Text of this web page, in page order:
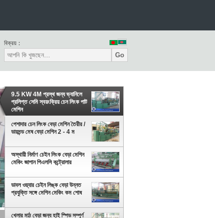
বিক্রয়：
Go
9.5 KW 4M প্রস্থ জন্য ভ্যানিলে
প্রলিপ্ত সেমি স্বয়ংক্রিয় চেন লিংক পাট
মেশিন
পেশাদার চেন লিংক বেড়া মেশিন তৈরীর /
ডায়মন্ড মেষ বেড়া মেশিন 2 - 4 ম
অস্থায়ী নির্মাণ চেইন লিংক বেড়া মেশিন
মেকিং জাপান পিএলসি কন্ট্রোলার
ডাবল ওয়্যার চেইন লিঙ্ক বেড়া উন্নত
প্রযুক্তি সঙ্গে মেশিন মেকিং কম শোষ
খেলার মাঠ বেড়া জন্য হাই স্পিড সম্পূর্ণ